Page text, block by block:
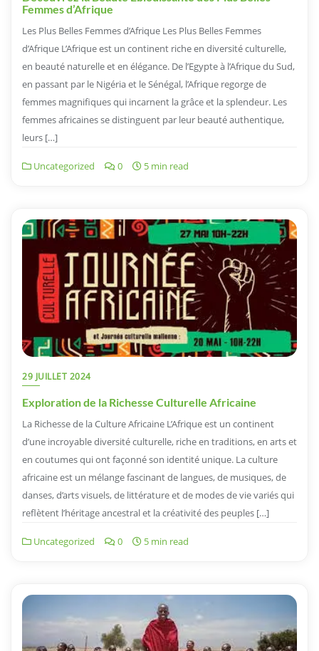
Femmes d’Afrique
Les Plus Belles Femmes d’Afrique Les Plus Belles Femmes
d’Afrique L’Afrique est un continent riche en diversité culturelle,
en beauté naturelle et en élégance. De l’Egypte à l’Afrique du Sud,
en passant par le Nigéria et le Sénégal, l’Afrique regorge de
femmes magnifiques qui incarnent la grâce et la splendeur. Les
femmes africaines se distinguent par leur beauté authentique,
leurs […]
Uncategorized 0 5 min read
29 JUILLET 2024
Exploration de la Richesse Culturelle Africaine
La Richesse de la Culture Africaine L’Afrique est un continent
d’une incroyable diversité culturelle, riche en traditions, en arts et
en coutumes qui ont façonné son identité unique. La culture
africaine est un mélange fascinant de langues, de musiques, de
danses, d’arts visuels, de littérature et de modes de vie variés qui
reflètent l’héritage ancestral et la créativité des peuples […]
Uncategorized 0 5 min read